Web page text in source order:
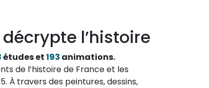
décrypte l’histoire
études et193 animations.
de l’histoire de France et les
À travers des peintures, dessins,